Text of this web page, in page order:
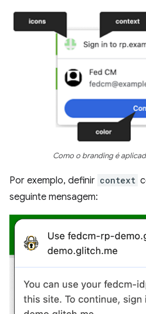
Como o branding é
Por exemplo, definir context
seguinte mensagem: